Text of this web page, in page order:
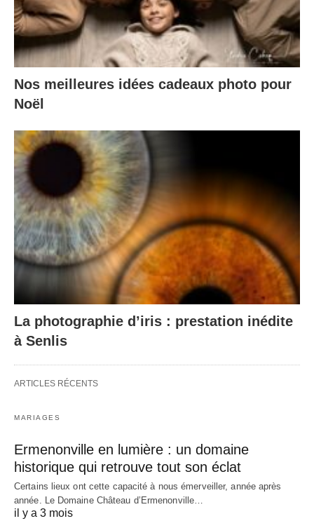
Nos meilleures idées cadeaux photo pour
Noël
La photographie d’iris : prestation inédite
à Senlis
ARTICLES RÉCENTS
MARIAGES
Ermenonville en lumière : un domaine
historique qui retrouve tout son éclat
Certains lieux ont cette capacité à nous émerveiller, année après
année. Le Domaine Château d’Ermenonville…
il y a 3 mois